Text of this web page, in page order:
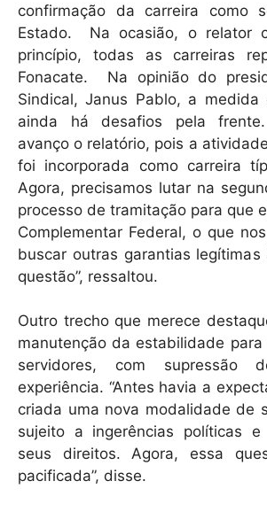
confirmação da carreira como
Estado. Na ocasião, o relator
princípio, todas as carreiras
Fonacate. Na opinião do
Sindical, Janus Pablo, a medida
ainda há desafios pela
avanço o relatório, pois a
foi incorporada como carreira
Agora, precisamos lutar na
processo de tramitação para que
Complementar Federal, o que
buscar outras garantias legítimas
questão”, ressaltou.
Outro trecho que merece
manutenção da estabilidade
servidores, com supressão
experiência. “Antes havia a
criada uma nova modalidade de
sujeito a ingerências políticas e
seus direitos. Agora, essa
pacificada”, disse.